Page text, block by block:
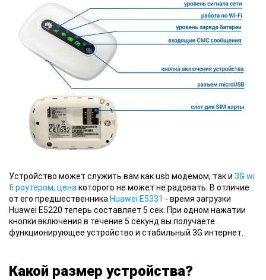
Устройство может служить вам как usb модемом, так и 3G wi
fi роутером, цена которого не может не радовать. В отличие
от его предшественника Huawei E5331 - время загрузки
Huawei E5220 теперь составляет 5 сек. При одном нажатии
кнопки включения в течение 5 секунд вы получаете
функционирующее устройство и стабильный 3G интернет.
Какой размер устройства?